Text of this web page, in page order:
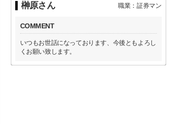
榊原さん 職業：証券マン
COMMENT
いつもお世話になっております、今後ともよろし
くお願い致します。